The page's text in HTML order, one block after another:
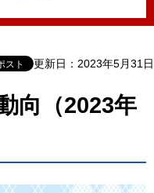
更新日：2023年5月31日
向（2023年